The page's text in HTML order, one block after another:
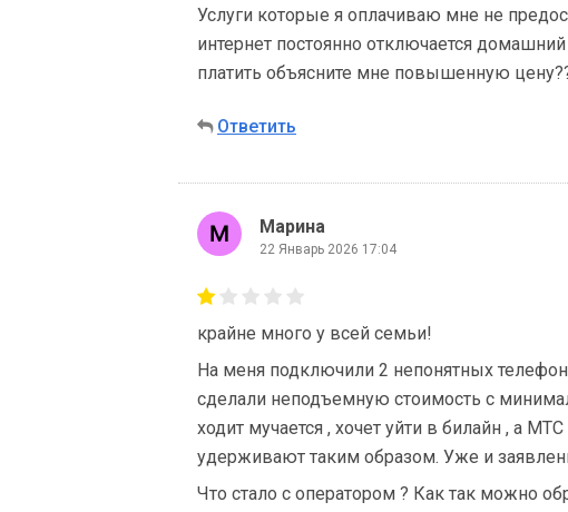
Услуги которые я оплачиваю мне не
интернет постоянно отключается
платить объясните мне повышенную
Ответить
Марина
22 Январь 2026 17:04
крайне много у всей семьи!
На меня подключили 2 непонятных
сделали неподъемную стоимость с
ходит мучается , хочет уйти в билайн , а
удерживают таким образом. Уже и
Что стало с оператором ? Как так можно